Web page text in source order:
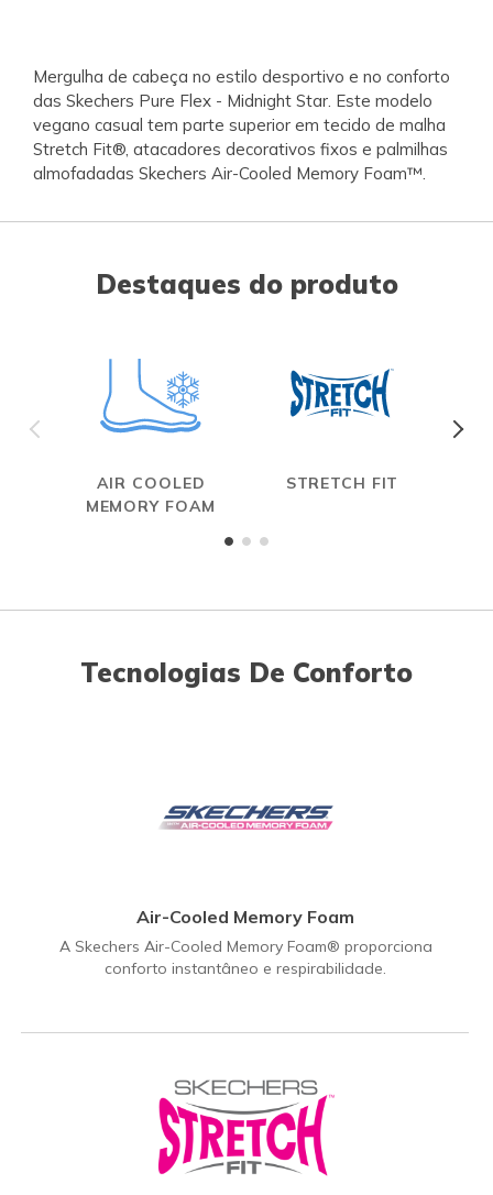
Mergulha de cabeça no estilo desportivo e no conforto
das Skechers Pure Flex - Midnight Star. Este modelo
vegano casual tem parte superior em tecido de malha
Stretch Fit®, atacadores decorativos fixos e palmilhas
almofadadas Skechers Air-Cooled Memory Foam™.
Destaques do produto
AIR COOLED
MEMORY FOAM
STRETCH FIT
Tecnologias De Conforto
Air-Cooled Memory Foam
A Skechers Air-Cooled Memory Foam® proporciona
conforto instantâneo e respirabilidade.